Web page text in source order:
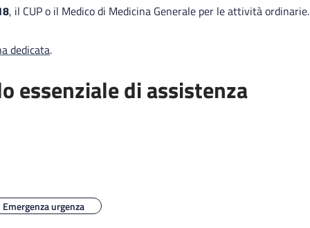
, il CUP o il Medico di Medicina Generale per le attività ordinarie.
dedicata.
essenziale di assistenza
Emergenza urgenza